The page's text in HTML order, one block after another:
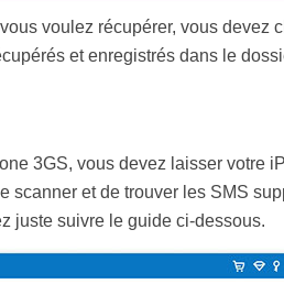
voulez récupérer, vous
et enregistrés dans le
3GS, vous devez laisser votre
scanner et de trouver les SMS
juste suivre le guide ci-dessous.